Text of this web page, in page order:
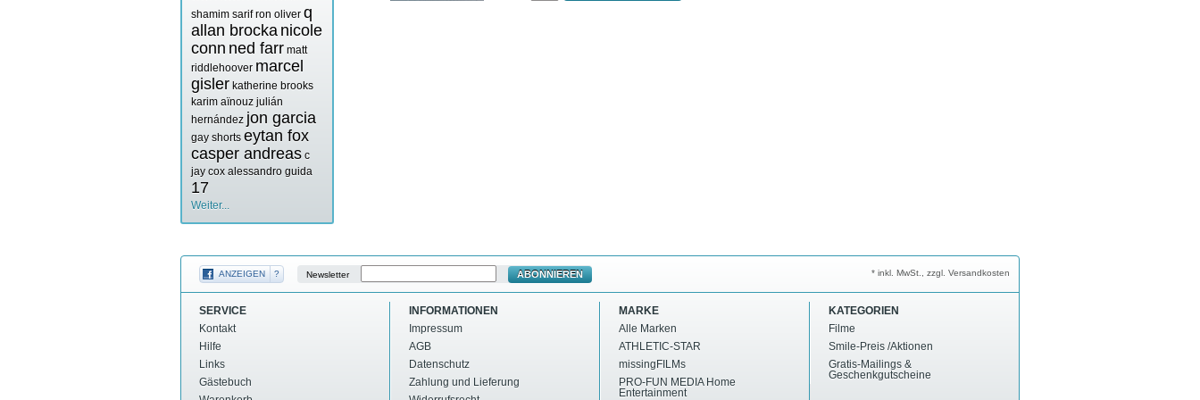
shamim sarif ron oliver q
allan brocka nicole
conn ned farr matt
riddlehoover marcel
gisler katherine brooks
karim aïnouz julián
hernández jon garcia
gay shorts eytan fox
casper andreas c
jay cox alessandro guida
17
Weiter...
ANZEIGEN ? Newsletter ABONNIEREN * inkl. MwSt., zzgl. Versandkosten
SERVICE
Kontakt
Hilfe
Links
Gästebuch
INFORMATIONEN
Impressum
AGB
Datenschutz
Zahlung und Lieferung
MARKE
Alle Marken
ATHLETIC-STAR
missingFILMs
PRO-FUN MEDIA Home
Entertainment
KATEGORIEN
Filme
Smile-Preis /Aktionen
Gratis-Mailings &
Geschenkgutscheine